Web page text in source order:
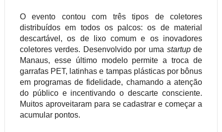
O evento contou com três tipos de coletores
distribuídos em todos os palcos: os de material
descartável, os de lixo comum e os inovadores
coletores verdes. Desenvolvido por uma startupde
Manaus, esse último modelo permite a troca de
garrafas PET, latinhas e tampas plásticas por bônus
em programas de fidelidade, chamando a atenção
do público e incentivando o descarte consciente.
Muitos aproveitaram para se cadastrar e começar a
acumular pontos.